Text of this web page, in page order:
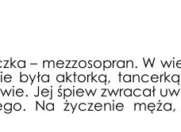
– mezzosopran. W
była aktorką,
Jej śpiew zwracał
Na życzenie męża,